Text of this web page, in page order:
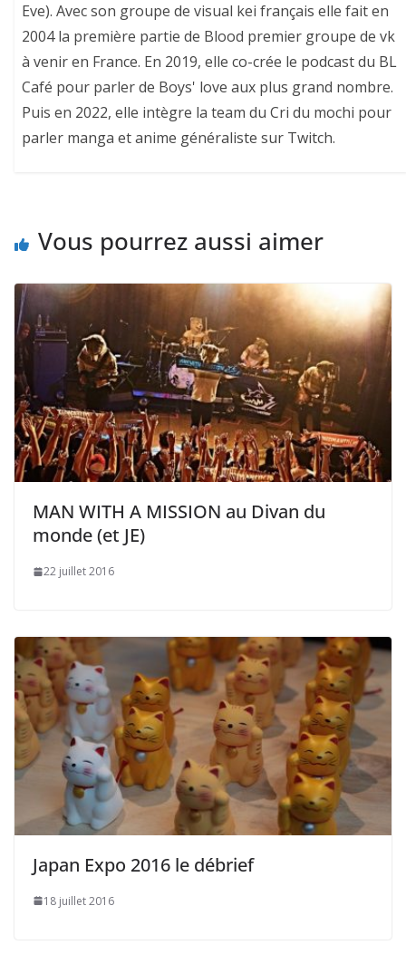
Eve). Avec son groupe de visual kei français elle fait en
2004 la première partie de Blood premier groupe de vk
à venir en France. En 2019, elle co-crée le podcast du BL
Café pour parler de Boys' love aux plus grand nombre.
Puis en 2022, elle intègre la team du Cri du mochi pour
parler manga et anime généraliste sur Twitch.
Vous pourrez aussi aimer
MAN WITH A MISSION au Divan du
monde (et JE)
22 juillet 2016
Japan Expo 2016 le débrief
18 juillet 2016